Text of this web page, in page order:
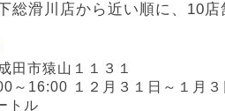
総滑川店から近い順に、10店
田市猿山１１３１
～16:00 １２月３１日～１月
トル